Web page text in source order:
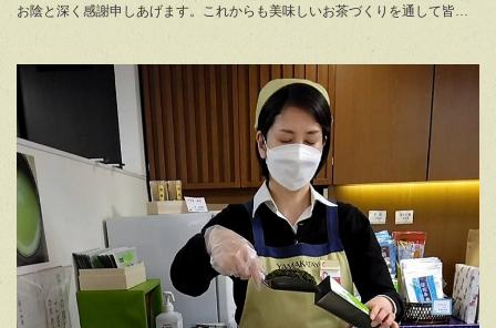
お陰と深く感謝申しあげます。これからも美味しいお茶づくりを通して皆…